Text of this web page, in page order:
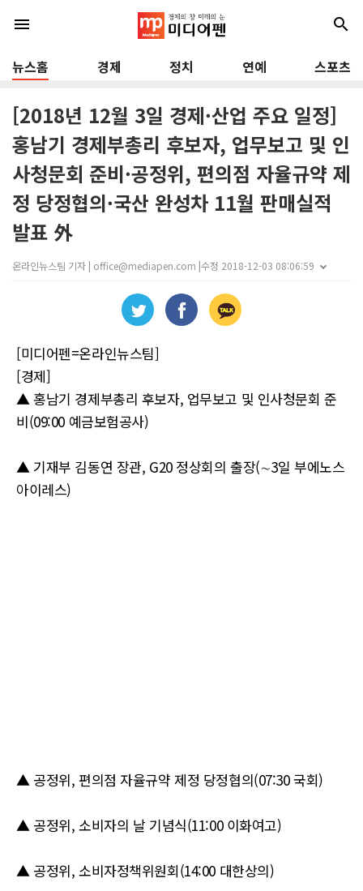
menu search
뉴스홈 경제 정치 연예 스포츠
[2018년 12월 3일 경제·산업 주요 일정]
홍남기 경제부총리 후보자, 업무보고 및 인
사청문회 준비·공정위, 편의점 자율규약 제
정 당정협의·국산 완성차 11월 판매실적
발표 外
온라인뉴스팀 기자 | office@mediapen.com |수정 2018-12-03 08:06:59
[미디어펜=온라인뉴스팀]
[경제]
▲ 홍남기 경제부총리 후보자, 업무보고 및 인사청문회 준
비(09:00 예금보험공사)
▲ 기재부 김동연 장관, G20 정상회의 출장(∼3일 부에노스
아이레스)
▲ 공정위, 편의점 자율규약 제정 당정협의(07:30 국회)
▲ 공정위, 소비자의 날 기념식(11:00 이화여고)
▲ 공정위, 소비자정책위원회(14:00 대한상의)